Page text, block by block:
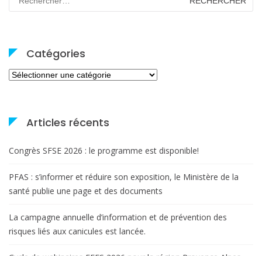
Catégories
Catégories
Articles récents
Congrès SFSE 2026 : le programme est disponible!
PFAS : s’informer et réduire son exposition, le Ministère de la
santé publie une page et des documents
La campagne annuelle d’information et de prévention des
risques liés aux canicules est lancée.